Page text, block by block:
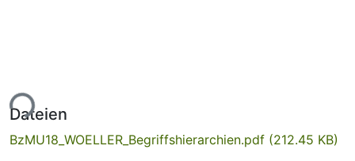
Dateien
BzMU18_WOELLER_Begriffshierarchien.pdf (212.45 KB)